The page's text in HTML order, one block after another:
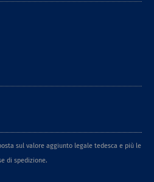
sul valore aggiunto legale tedesca e più le
di spedizione.